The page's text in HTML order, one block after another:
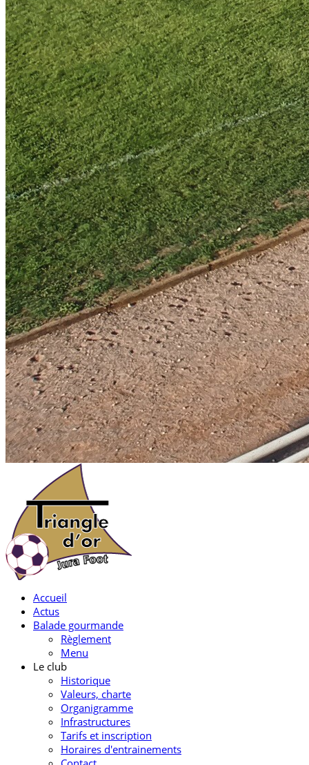
Accueil
Actus
Balade gourmande
Règlement
Menu
Le club
Historique
Valeurs, charte
Organigramme
Infrastructures
Tarifs et inscription
Horaires d'entrainements